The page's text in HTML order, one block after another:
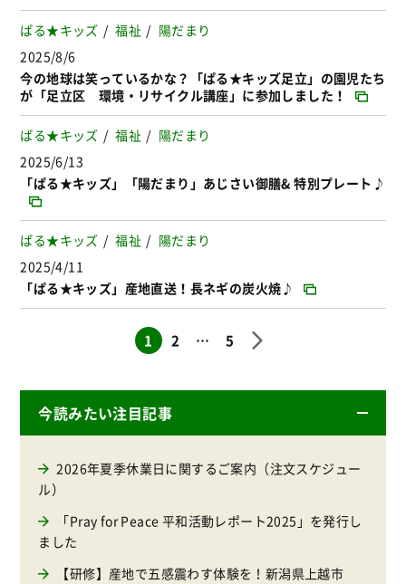
ぱる★キッズ 福祉
陽だまり
2025/8/6
今の地球は笑っているかな？「ぱる★キッズ足立」の園児たち
が「足立区 環境・リサイクル講座」に参加しました！
ぱる★キッズ 福祉
陽だまり
2025/6/13
「ぱる★キッズ」「陽だまり」あじさい御膳& 特別プレート♪
ぱる★キッズ 福祉
陽だまり
2025/4/11
「ぱる★キッズ」産地直送！長ネギの炭火焼♪
1 2 … 5
今読みたい注目記事
2026年夏季休業日に関するご案内（注文スケジュー
ル）
「Pray for Peace 平和活動レポート2025」を発行し
ました
【研修】産地で五感震わす体験を！新潟県上越市